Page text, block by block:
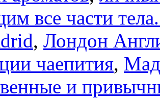
все части
, Лондон
чаепития,
и